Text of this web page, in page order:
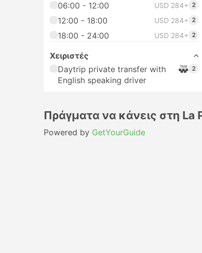
06:00 - 12:00 USD 284+ 2
12:00 - 18:00 USD 284+ 2
18:00 - 24:00 USD 284+ 2
Χειριστές
Daytrip private transfer with
English speaking driver
2
Πράγματα να κάνεις στη La
Powered by GetYourGuide